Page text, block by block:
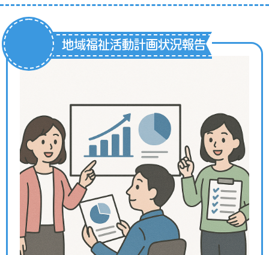
地域福祉活動計画状況報告